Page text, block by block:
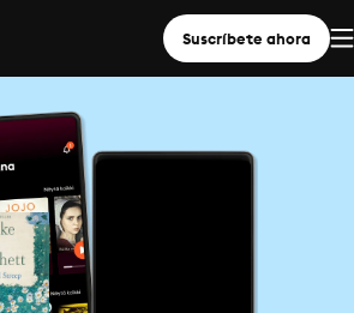
Suscríbete ahora